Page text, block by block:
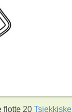
flotte 20Tsjekkiske